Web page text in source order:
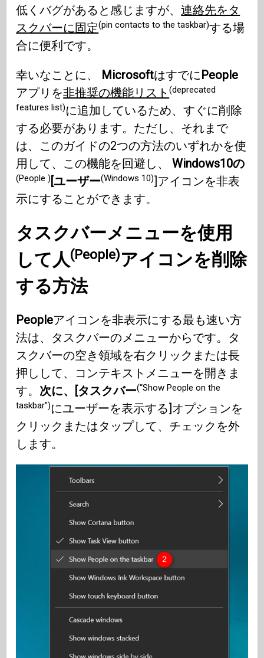
低くバグがあると感じますが、連絡先をタ
スクバーに固定(pin contacts to the taskbar)する場
合に便利です。
幸いなことに、 MicrosoftはすでにPeople
アプリを非推奨の機能リスト(deprecated
features list)に追加しているため、すぐに削除
する必要があります。ただし、それまで
は、このガイドの2つの方法のいずれかを使
用して、この機能を回避し、Windows10の
(People ) [ユーザー(Windows 10)]アイコンを非表
示にすることができます。
タスクバーメニューを使用
して人(People)アイコンを削除
する方法
Peopleアイコンを非表示にする最も速い方
法は、タスクバーのメニューからです。タ
スクバーの空き領域を右クリックまたは長
押しして、コンテキストメニューを開きま
す。 次に、[タスクバー(“Show People on the
taskbar”)にユーザーを表示する]オプションを
クリックまたはタップして、チェックを外
します。